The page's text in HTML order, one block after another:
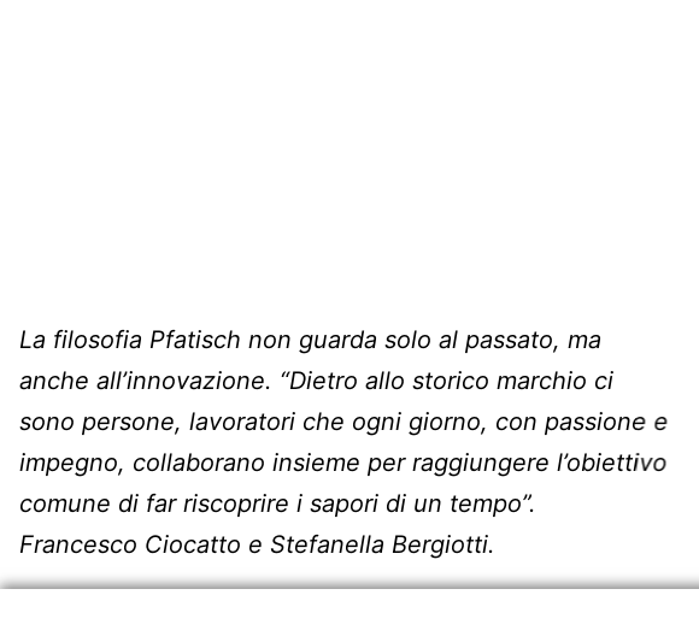
La filosofia Pfatisch non guarda solo al passato, ma
anche all’innovazione.“Dietro allo storico marchio ci
sono persone, lavoratori che ogni giorno, con passione e
impegno, collaborano insieme per raggiungere l’obiettivo
comune di far riscoprire i sapori di un tempo”.
Francesco Ciocatto e Stefanella Bergiotti.